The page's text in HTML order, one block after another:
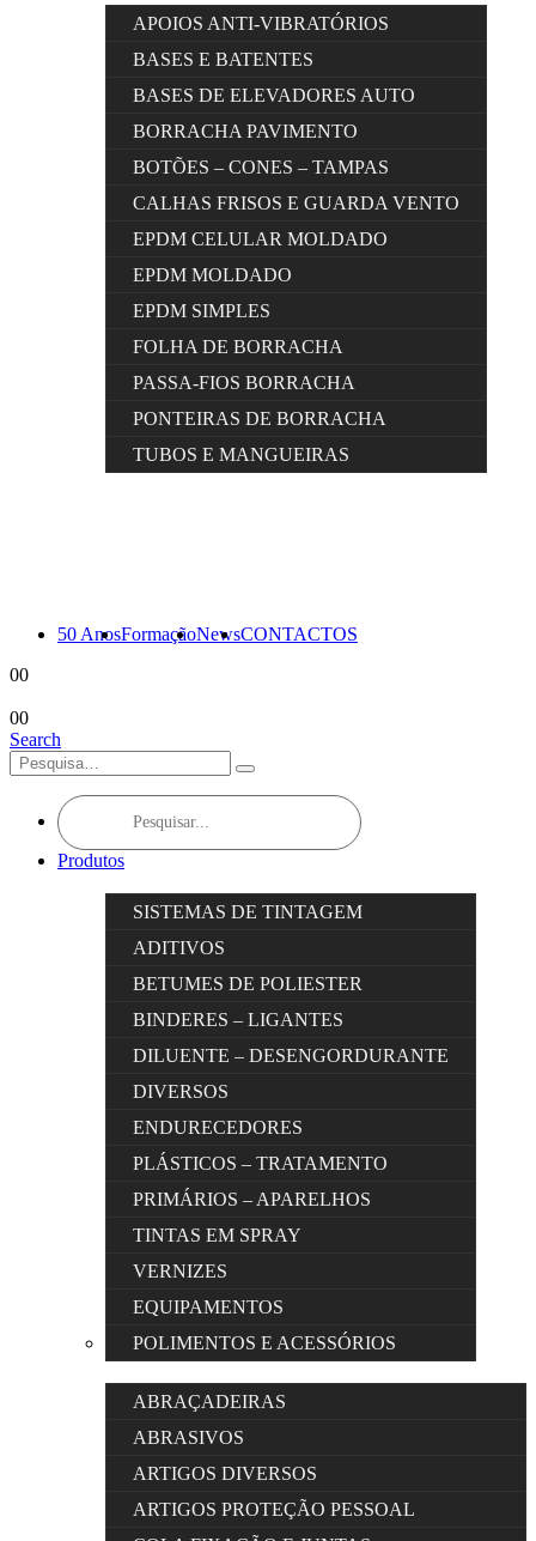
APOIOS ANTI-VIBRATÓRIOS
BASES E BATENTES
BASES DE ELEVADORES AUTO
BORRACHA PAVIMENTO
BOTÕES – CONES – TAMPAS
CALHAS FRISOS E GUARDA VENTO
EPDM CELULAR MOLDADO
EPDM MOLDADO
EPDM SIMPLES
FOLHA DE BORRACHA
PASSA-FIOS BORRACHA
PONTEIRAS DE BORRACHA
TUBOS E MANGUEIRAS
50 AnosFormaçãoNewsCONTACTOS
00
00
Search
Products
search
Produtos
SISTEMAS DE TINTAGEM
ADITIVOS
BETUMES DE POLIESTER
BINDERES – LIGANTES
DILUENTE – DESENGORDURANTE
DIVERSOS
ENDURECEDORES
PLÁSTICOS – TRATAMENTO
PRIMÁRIOS – APARELHOS
TINTAS EM SPRAY
VERNIZES
EQUIPAMENTOS
POLIMENTOS E ACESSÓRIOS
ABRAÇADEIRAS
ABRASIVOS
ARTIGOS DIVERSOS
ARTIGOS PROTEÇÃO PESSOAL